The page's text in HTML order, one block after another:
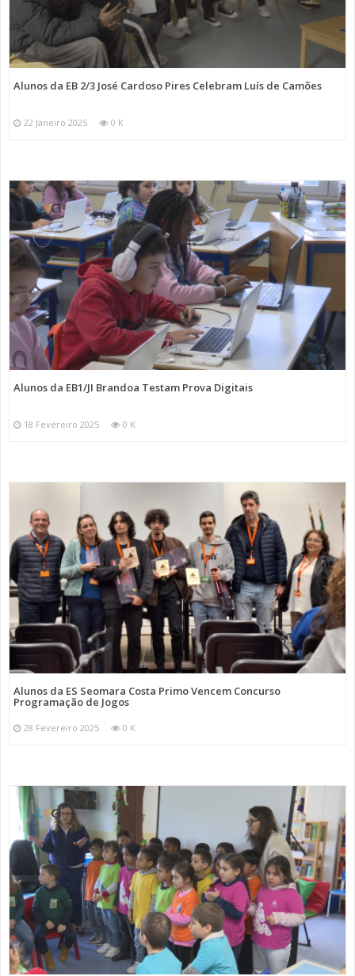
Alunos da EB 2/3 José Cardoso Pires Celebram Luís de Camões
22 Janeiro 2025 0 K
Alunos da EB1/JI Brandoa Testam Prova Digitais
18 Fevereiro 2025 0 K
Alunos da ES Seomara Costa Primo Vencem Concurso
Programação de Jogos
28 Fevereiro 2025 0 K